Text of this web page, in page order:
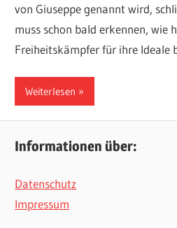
von Giuseppe genannt wird,
muss schon bald erkennen, wie
Freiheitskämpfer für ihre Ideale
Weiterlesen
Informationen über:
Datenschutz
Impressum